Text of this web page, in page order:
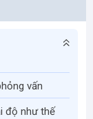
vấn
độ như thế